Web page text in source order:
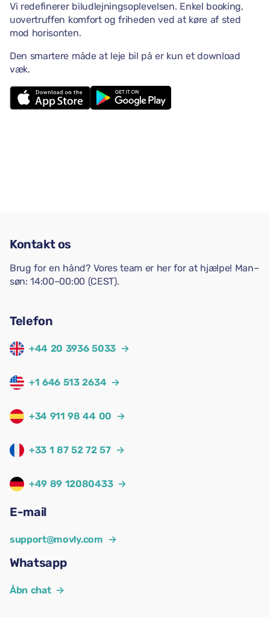
Vi redefinerer biludlejningsoplevelsen. Enkel booking,
uovertruffen komfort og friheden ved at køre af sted
mod horisonten.
Den smartere måde at leje bil på er kun et download
væk.
Kontakt os
Brug for en hånd? Vores team er her for at hjælpe! Man–
søn: 14:00–00:00 (CEST).
Telefon
+44 20 3936 5033 →
+1 646 513 2634 →
+34 911 98 44 00 →
+33 1 87 52 72 57 →
+49 89 12080433 →
E-mail
support@movly.com →
Whatsapp
Åbn chat →